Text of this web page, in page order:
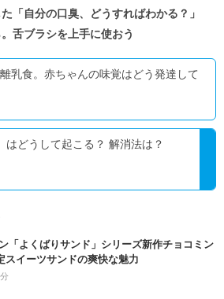
「自分の口臭、どうすればわかる？」
舌ブラシを上手に使おう
乳食。赤ちゃんの味覚はどう発達して
はどうして起こる？ 解消法は？
「よくばりサンド」シリーズ新作チョコミン
スイーツサンドの爽快な魅力